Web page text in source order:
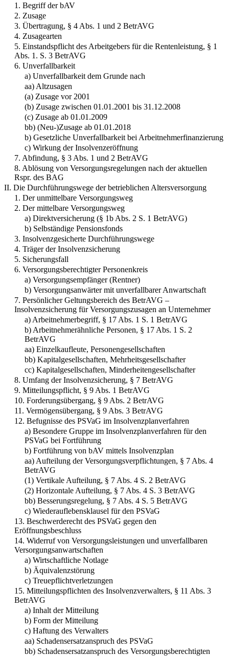
1. Begriff der bAV
2. Zusage
3. Übertragung, § 4 Abs. 1 und 2 BetrAVG
4. Zusagearten
5. Einstandspflicht des Arbeitgebers für die Rentenleistung, § 1
Abs. 1. S. 3 BetrAVG
6. Unverfallbarkeit
a) Unverfallbarkeit dem Grunde nach
aa) Altzusagen
(a) Zusage vor 2001
(b) Zusage zwischen 01.01.2001 bis 31.12.2008
(c) Zusage ab 01.01.2009
bb) (Neu-)Zusage ab 01.01.2018
b) Gesetzliche Unverfallbarkeit bei Arbeitnehmerfinanzierung
c) Wirkung der Insolvenzeröffnung
7. Abfindung, § 3 Abs. 1 und 2 BetrAVG
8. Ablösung von Versorgungsregelungen nach der aktuellen
Rspr. des BAG
II. Die Durchführungswege der betrieblichen Altersversorgung
1. Der unmittelbare Versorgungsweg
2. Der mittelbare Versorgungsweg
a) Direktversicherung (§ 1b Abs. 2 S. 1 BetrAVG)
b) Selbständige Pensionsfonds
3. Insolvenzgesicherte Durchführungswege
4. Träger der Insolvenzsicherung
5. Sicherungsfall
6. Versorgungsberechtigter Personenkreis
a) Versorgungsempfänger (Rentner)
b) Versorgungsanwärter mit unverfallbarer Anwartschaft
7. Persönlicher Geltungsbereich des BetrAVG –
Insolvenzsicherung für Versorgungszusagen an Unternehmer
a) Arbeitnehmerbegriff, § 17 Abs. 1 S. 1 BetrAVG
b) Arbeitnehmerähnliche Personen, § 17 Abs. 1 S. 2
BetrAVG
aa) Einzelkaufleute, Personengesellschaften
bb) Kapitalgesellschaften, Mehrheitsgesellschafter
cc) Kapitalgesellschaften, Minderheitengesellschafter
8. Umfang der Insolvenzsicherung, § 7 BetrAVG
9. Mitteilungspflicht, § 9 Abs. 1 BetrAVG
10. Forderungsübergang, § 9 Abs. 2 BetrAVG
11. Vermögensübergang, § 9 Abs. 3 BetrAVG
12. Befugnisse des PSVaG im Insolvenzplanverfahren
a) Besondere Gruppe im Insolvenzplanverfahren für den
PSVaG bei Fortführung
b) Fortführung von bAV mittels Insolvenzplan
aa) Aufteilung der Versorgungsverpflichtungen, § 7 Abs. 4
BetrAVG
(1) Vertikale Aufteilung, § 7 Abs. 4 S. 2 BetrAVG
(2) Horizontale Aufteilung, § 7 Abs. 4 S. 3 BetrAVG
bb) Besserungsregelung, § 7 Abs. 4 S. 5 BetrAVG
c) Wiederauflebensklausel für den PSVaG
13. Beschwerderecht des PSVaG gegen den
Eröffnungsbeschluss
14. Widerruf von Versorgungsleistungen und unverfallbaren
Versorgungsanwartschaften
a) Wirtschaftliche Notlage
b) Äquivalenzstörung
c) Treuepflichtverletzungen
15. Mitteilungspflichten des Insolvenzverwalters, § 11 Abs. 3
BetrAVG
a) Inhalt der Mitteilung
b) Form der Mitteilung
c) Haftung des Verwalters
aa) Schadensersatzanspruch des PSVaG
bb) Schadensersatzanspruch des Versorgungsberechtigten